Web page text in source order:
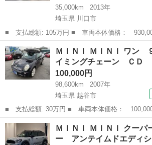
35,000km
2013年
埼玉県 川口市
■ 支払総額: 105万円 ■ 車両本体価格： 930,000 円 ■ メーカー
名： ＭＩＮＩ ■ 車種名： ＭＩＮＩ ■ グレ
Ｓ クラブマン ■ 排気量： 1600cc ■ ドア
シ...
埼玉 川口市
ＭＩＮＩ ＭＩＮＩ ワン
イミングチェーン Ｃ
100,000円
98,600km
2007年
埼玉県 越谷市
■ 支払総額: 30万円 ■ 車両本体価格： 100,000 円 ■ メーカー
名： ＭＩＮＩ ■ 車種名： ＭＩＮＩ ■ グレ
８６００キロ タイミングチェーン ＣＤ キー
チアルミ ルー...
埼玉 越谷市
ＭＩＮＩ ＭＩＮＩ クー
ー アンテイムドエディ